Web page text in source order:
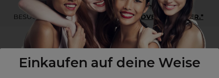
Einkaufen auf deine Weise
*Du bist kein Profikunde?
BESUCHE
UNSERE WEBSEITE FÜR ENDVERBRAUCHER.*